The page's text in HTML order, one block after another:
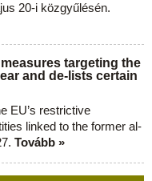
20-i közgyűlésén.
targeting the
and de-lists certain
EU’s restrictive
linked to the former al-
Tovább »